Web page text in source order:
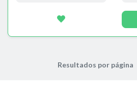
Resultados por página